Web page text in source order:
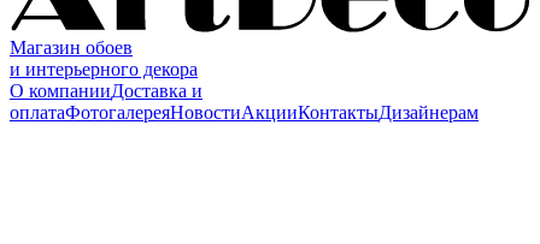
Магазин обоев
и интерьерного декора
О компанииДоставка и
оплатаФотогалереяНовостиАкцииКонтактыДизайнерам